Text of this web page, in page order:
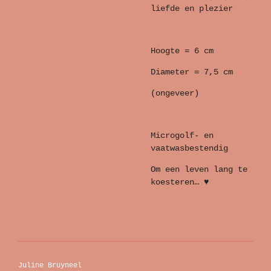
liefde en plezier
Hoogte = 6 cm
Diameter = 7,5 cm
(ongeveer)
Microgolf- en
vaatwasbestendig
Om een leven lang te
koesteren… ♥
Juline Bruyneel